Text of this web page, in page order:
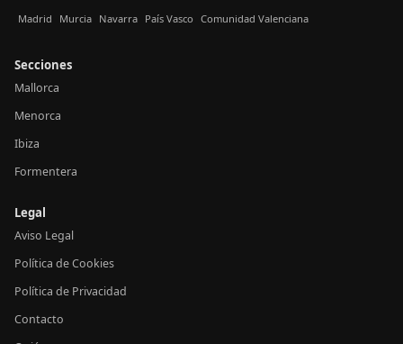
Madrid Murcia Navarra País Vasco Comunidad Valenciana
Secciones
Mallorca
Menorca
Ibiza
Formentera
Legal
Aviso Legal
Política de Cookies
Política de Privacidad
Contacto